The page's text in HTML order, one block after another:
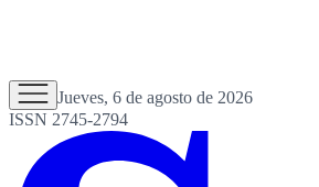
Jueves, 6 de agosto de 2026
ISSN 2745-2794